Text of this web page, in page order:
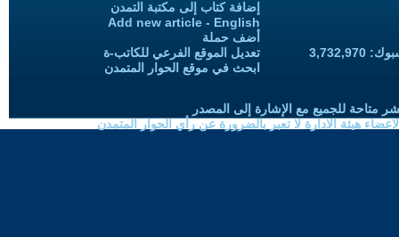
إضافة كتاب إلى مكتبة التمدن
Add new article - English
أضف حملة
تعديل الموقع الفرعي للكاتب-ة
ابحث في موقع الحوار المتمدن
متاحة للجميع مع الإشارة إلى المصدر
هيئة الادارة لا تعبر بالضرورة عن رأي الحوار المتمدن